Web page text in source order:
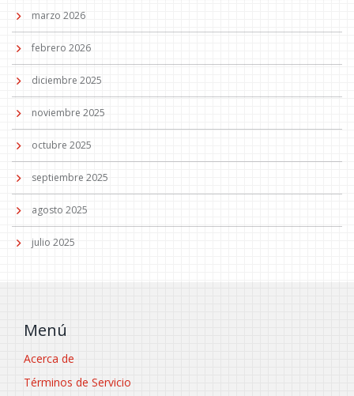
marzo 2026
febrero 2026
diciembre 2025
noviembre 2025
octubre 2025
septiembre 2025
agosto 2025
julio 2025
Menú
Acerca de
Términos de Servicio